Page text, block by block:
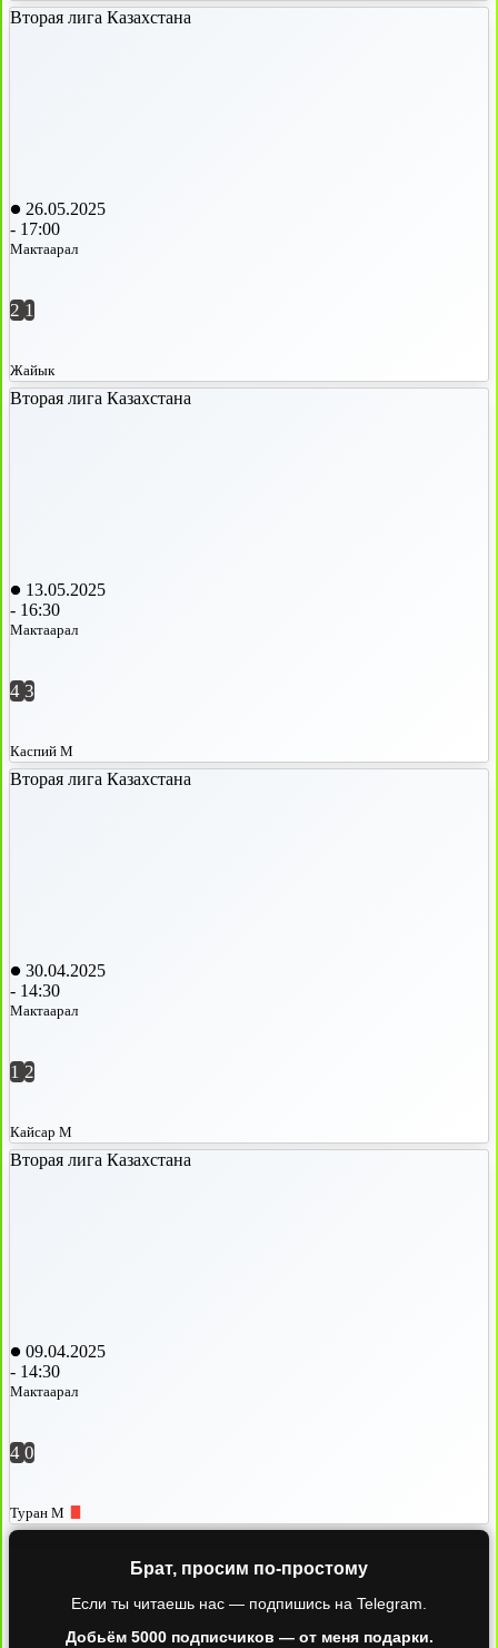
Вторая лига Казахстана
26.05.2025
- 17:00
Мактаарал
2 1
Жайык
Вторая лига Казахстана
13.05.2025
- 16:30
Мактаарал
4 3
Каспий М
Вторая лига Казахстана
30.04.2025
- 14:30
Мактаарал
1 2
Кайсар М
Вторая лига Казахстана
09.04.2025
- 14:30
Мактаарал
4 0
Туран М
Брат, просим по-простому
Если ты читаешь нас — подпишись на Telegram.
Добьём 5000 подписчиков — от меня подарки.